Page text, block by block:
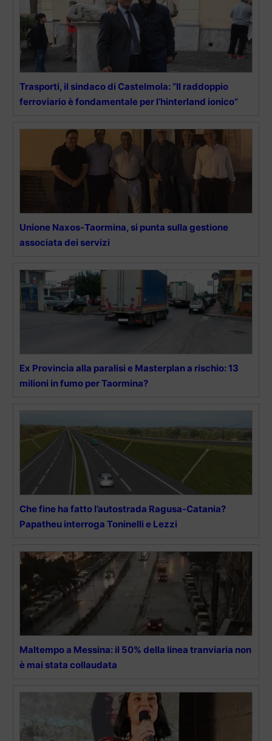
Trasporti, il sindaco di Castelmola: “Il raddoppio
ferroviario è fondamentale per l’hinterland ionico”
Unione Naxos-Taormina, si punta sulla gestione
associata dei servizi
Ex Provincia alla paralisi e Masterplan a rischio: 13
milioni in fumo per Taormina?
Che fine ha fatto l’autostrada Ragusa-Catania?
Papatheu interroga Toninelli e Lezzi
Maltempo a Messina: il 50% della linea tranviaria non
è mai stata collaudata